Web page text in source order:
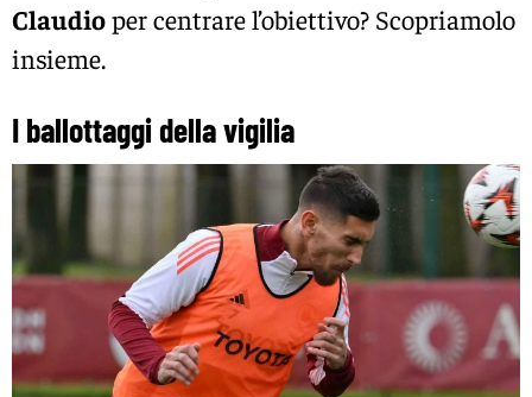
Claudioper centrare l’obiettivo? Scopriamolo
insieme.
I ballottaggi della vigilia